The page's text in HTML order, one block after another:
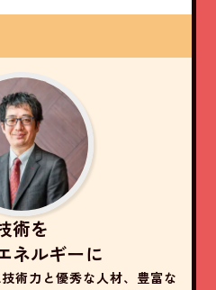
術を
ネルギーに
術力と優秀な人材、豊富な